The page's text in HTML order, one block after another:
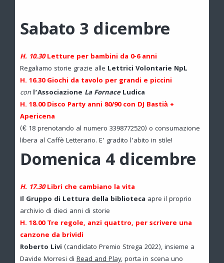
Sabato 3 dicembre
H. 10.30Letture per bambini da 0-6 anni
Regaliamo storie grazie alle Lettrici Volontarie NpL
H. 16.30 Giochi da tavolo per grandi e piccini
con l’Associazione La FornaceLudica
H. 18.00 Disco Party anni 80/90 con DJ Bastià +
Apericena
(€ 18 prenotando al numero 3398772520) o consumazione
libera al Caffè Letterario. E’ gradito l’abito in stile!
Domenica 4 dicembre
H. 17.30Libri che cambiano la vita
Il Gruppo di Lettura della biblioteca apre il proprio
archivio di dieci anni di storie
H. 18.00 Tre regole, anzi quattro, per scrivere una
canzone da brividi
Roberto Livi (candidato Premio Strega 2022), insieme a
Davide Morresi di Read and Play, porta in scena uno